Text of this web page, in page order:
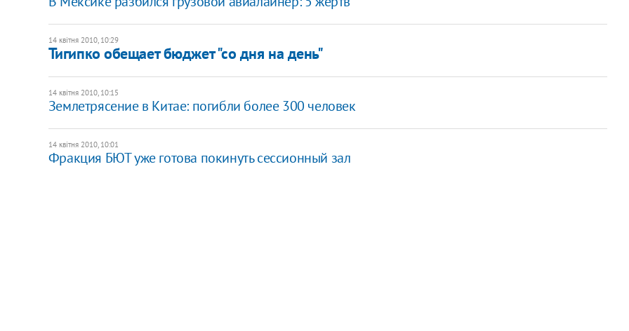
14 квітня 2010, 10:29
Тигипко обещает бюджет "со дня на день"
14 квітня 2010, 10:15
Землетрясение в Китае: погибли более 300 человек
14 квітня 2010, 10:01
Фракция БЮТ уже готова покинуть сессионный зал